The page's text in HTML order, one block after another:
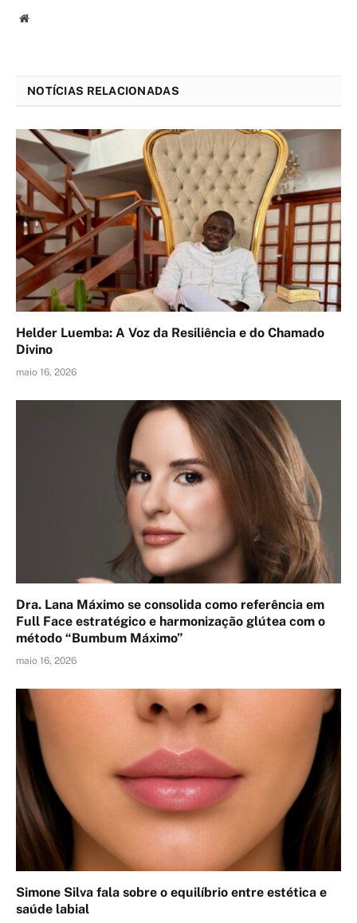
Website
NOTÍCIAS RELACIONADAS
Helder Luemba: A Voz da Resiliência e do Chamado
Divino
maio 16, 2026
Dra. Lana Máximo se consolida como referência em
Full Face estratégico e harmonização glútea com o
método “Bumbum Máximo”
maio 16, 2026
Simone Silva fala sobre o equilíbrio entre estética e
saúde labial